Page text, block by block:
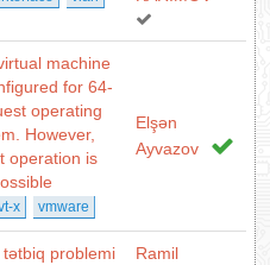
machine
for 64-
operating
However,
operation is
x vmware
Elşən
Ayvazov
tətbiq problemi
Ramil